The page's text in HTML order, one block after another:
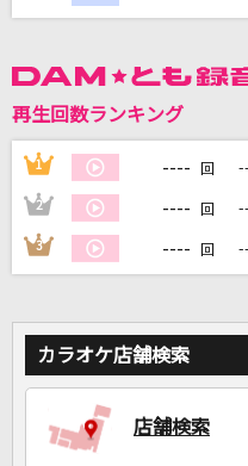
King Gnu
ビリミリオン
優里
再生回数ランキング
1 ---- 回
2 ---- 回
3 ---- 回
カラオケ店舗検索
店舗検索